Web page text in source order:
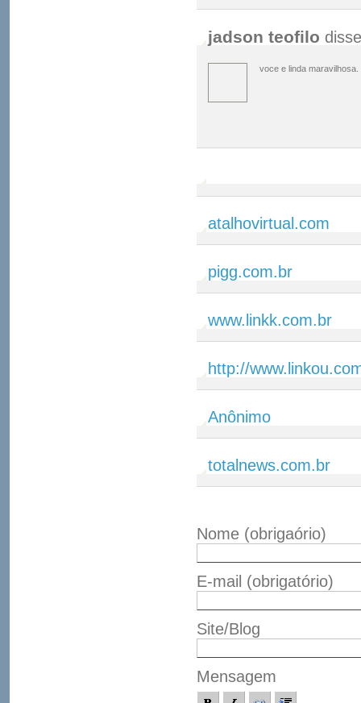
jadson teofilo
voce e linda maravilhosa.
atalhovirtual.com
pigg.com.br
www.linkk.com.br
http://
Anônimo
totalnews.com.br
Nome (obrigaório)
E-mail (obrigatório)
Site/Blog
Mensagem